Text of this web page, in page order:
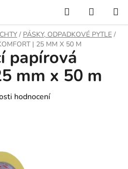
Hledat
KOŠÍK
/ PÁSKY, ODPADKOVÉ PYTLE /
| 25 MM X 50 M
papírová
mm x 50 m
hodnocení